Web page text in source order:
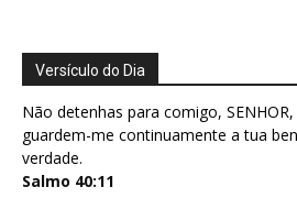
Versículo do Dia
Não detenhas para comigo,
guardem-me continuamente a tua
verdade.
Salmo 40:11